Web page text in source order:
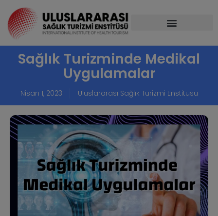
Sağlık Turizminde Medikal
Uygulamalar
Nisan 1, 2023 Uluslararası Sağlık Turizmi Enstitüsü